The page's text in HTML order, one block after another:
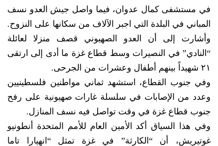
في مستشفى كمال عدوان، فيما واصل جيش العدو نسف
المباني في البلدة التي اجبر الآلاف من سكانها على النزوح.
وأشارت إلى أن العدو الصهيوني قصف منزلا لعائلة
“النادي” في النصيرات وسط قطاع غزة ما أدى إلى ارتقى
٢١ شهيداً بينهم أطفال وعشرات من الجرحى.
وفي جنوب القطاع، استشهد ثماني مواطنين فلسطينيين
وعدد من الإصابات في سلسلة غارات صهيونية على رفح
جنوب قطاع غزة في وقت تواصل فيه نسف المنازل.
وفي هذا السياق أكد الأمين العام للأمم المتحدة أنطونيو
غوتيريش، أن “الكارثة” في غزة تمثل “انهيارا تاما